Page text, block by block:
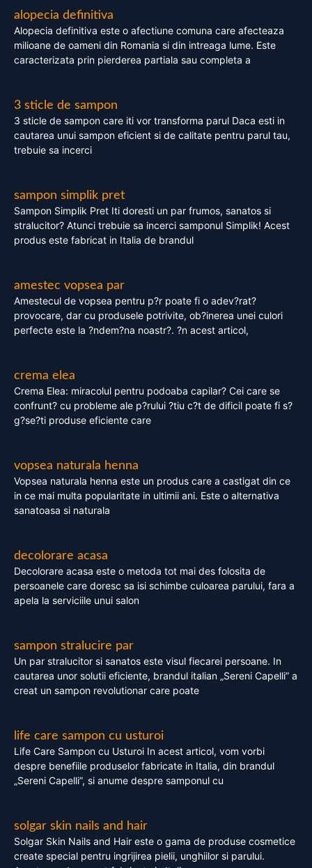
alopecia definitiva
Alopecia definitiva este o afectiune comuna care afecteaza
milioane de oameni din Romania si din intreaga lume. Este
caracterizata prin pierderea partiala sau completa a
3 sticle de sampon
3 sticle de sampon care iti vor transforma parul Daca esti in
cautarea unui sampon eficient si de calitate pentru parul tau,
trebuie sa incerci
sampon simplik pret
Sampon Simplik Pret Iti doresti un par frumos, sanatos si
stralucitor? Atunci trebuie sa incerci samponul Simplik! Acest
produs este fabricat in Italia de brandul
amestec vopsea par
Amestecul de vopsea pentru p?r poate fi o adev?rat?
provocare, dar cu produsele potrivite, ob?inerea unei culori
perfecte este la ?ndem?na noastr?. ?n acest articol,
crema elea
Crema Elea: miracolul pentru podoaba capilar? Cei care se
confrunt? cu probleme ale p?rului ?tiu c?t de dificil poate fi s?
g?se?ti produse eficiente care
vopsea naturala henna
Vopsea naturala henna este un produs care a castigat din ce
in ce mai multa popularitate in ultimii ani. Este o alternativa
sanatoasa si naturala
decolorare acasa
Decolorare acasa este o metoda tot mai des folosita de
persoanele care doresc sa isi schimbe culoarea parului, fara a
apela la serviciile unui salon
sampon stralucire par
Un par stralucitor si sanatos este visul fiecarei persoane. In
cautarea unor solutii eficiente, brandul italian „Sereni Capelli” a
creat un sampon revolutionar care poate
life care sampon cu usturoi
Life Care Sampon cu Usturoi In acest articol, vom vorbi
despre benefiile produselor fabricate in Italia, din brandul
„Sereni Capelli”, si anume despre samponul cu
solgar skin nails and hair
Solgar Skin Nails and Hair este o gama de produse cosmetice
create special pentru ingrijirea pielii, unghiilor si parului.